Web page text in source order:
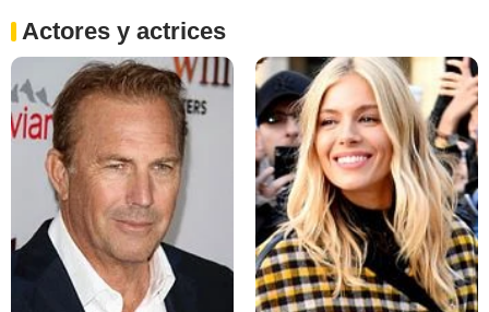
Actores y actrices